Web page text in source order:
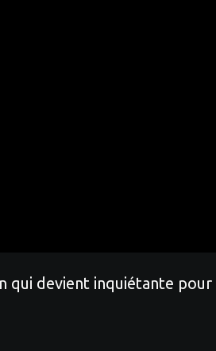
qui devient inquiétante pour